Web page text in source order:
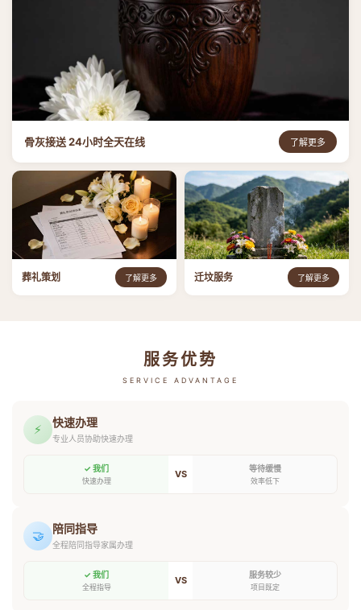
骨灰接送 24小时全天在线 了解更多
葬礼策划 了解更多 迁坟服务 了解更多
服务优势
SERVICE ADVANTAGE
⚡ 快速办理
专业人员协助快速办理
✓ 我们
快速办理
VS 等待缓慢
效率低下
🤝 陪同指导
全程陪同指导家属办理
✓ 我们
全程指导
VS 服务较少
项目既定